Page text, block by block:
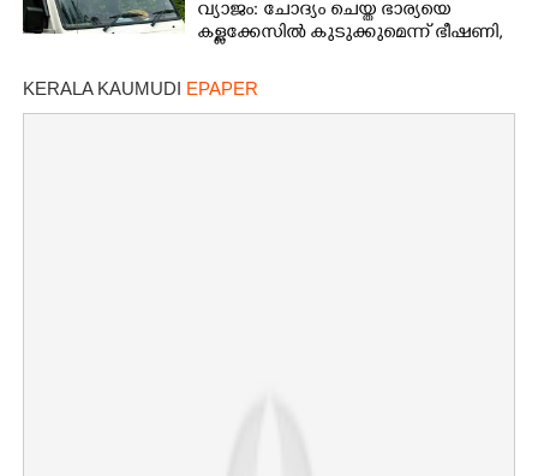
വ്യാജം: ചോദ്യം ചെയ്ത ഭാര്യയെ
കള്ളക്കേസിൽ കുടുക്കുമെന്ന് ഭീഷണി,
KERALA KAUMUDI EPAPER